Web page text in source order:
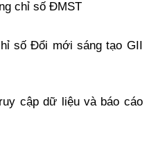
chỉ số ĐMST
số Đổi mới sáng tạo GII
cập dữ liệu và báo cáo